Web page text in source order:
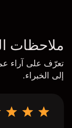
ملاحظات
تعرّف على آراء
إلى الخبراء.